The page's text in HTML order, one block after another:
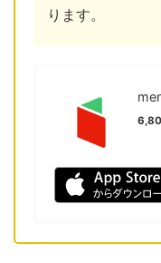
ります。